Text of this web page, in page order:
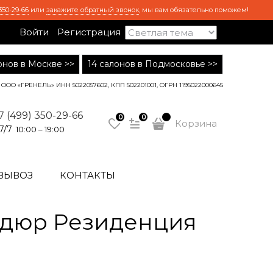
29-66 или закажите обратный звонок, мы вам обязательно поможем!
Войти Регистрация
в Москве >> 14 салонов в Подмосковье >>
ООО «ГРЕНЕЛЬ» ИНН 5022057602, КПП 502201001, ОГРН 1195022000645
(499) 350-29-66
7 10:00 – 19:00
0 0
Корзина
КОНТАКТЫ
Резиденция